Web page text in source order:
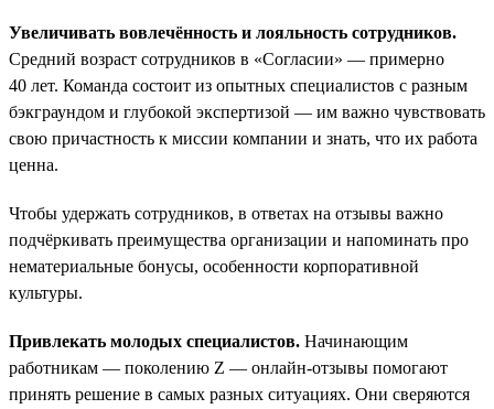
Увеличивать вовлечённость и лояльность сотрудников.
Средний возраст сотрудников в «Согласии» — примерно
40 лет. Команда состоит из опытных специалистов с разным
бэкграундом и глубокой экспертизой — им важно чувствовать
свою причастность к миссии компании и знать, что их работа
ценна.
Чтобы удержать сотрудников, в ответах на отзывы важно
подчёркивать преимущества организации и напоминать про
нематериальные бонусы, особенности корпоративной
культуры.
Привлекать молодых специалистов. Начинающим
работникам — поколению Z — онлайн-отзывы помогают
принять решение в самых разных ситуациях. Они сверяются